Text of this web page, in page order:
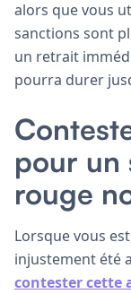
alors que vous
sanctions sont
un retrait
pourra durer
pour un
rouge
Lorsque vous
injustement été
contester cette